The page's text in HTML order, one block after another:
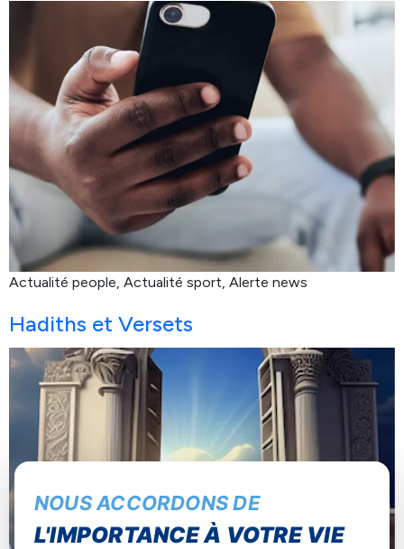
Actualité people, Actualité sport, Alerte news
Hadiths et Versets
NOUS ACCORDONS DE
L'IMPORTANCE À VOTRE VIE